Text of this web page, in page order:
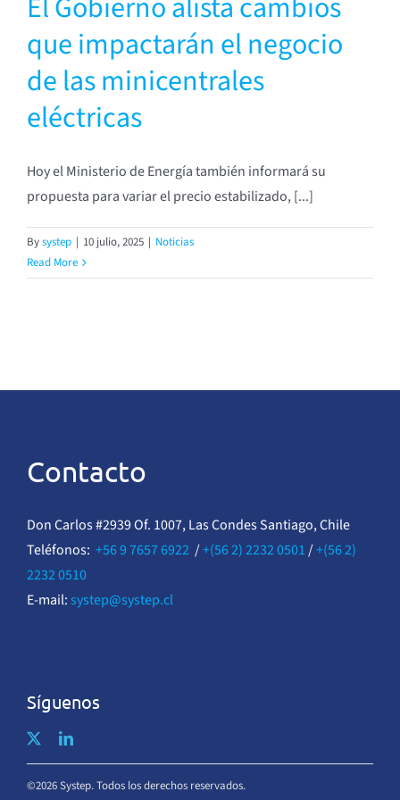
que impactarán el negocio
de las minicentrales
eléctricas
Hoy el Ministerio de Energía también informará su
propuesta para variar el precio estabilizado, [...]
Bysystep | 10 julio, 2025 | Noticias
Read More
Contacto
Don Carlos #2939 Of. 1007, Las Condes Santiago, Chile
Teléfonos: +56 9 7657 6922/+(56 2) 2232 0501/+(56 2)
2232 0510
E-mail: systep@systep.cl
Síguenos
©2026 Systep. Todos los derechos reservados.